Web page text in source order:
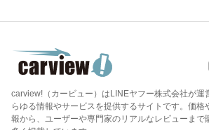
carview!（カービュー）はLINEヤフー株式会社が運
らゆる情報やサービスを提供するサイトです。価格
報から、ユーザーや専門家のリアルなレビューまで